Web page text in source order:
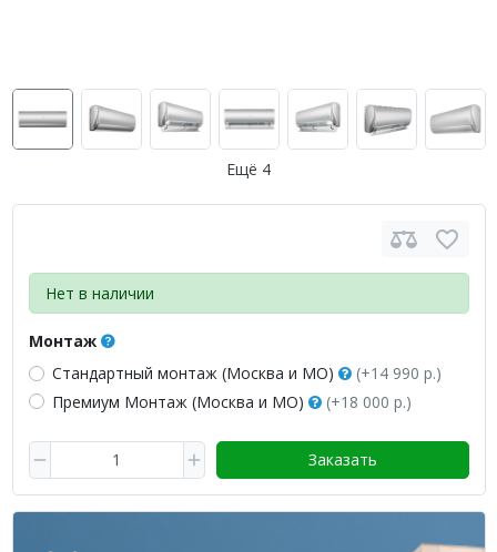
Ещё 4
Нет в наличии
Монтаж
Стандартный монтаж (Москва и МО)
(+14 990 р.)
Премиум Монтаж (Москва и МО)
(+18 000 р.)
Заказать